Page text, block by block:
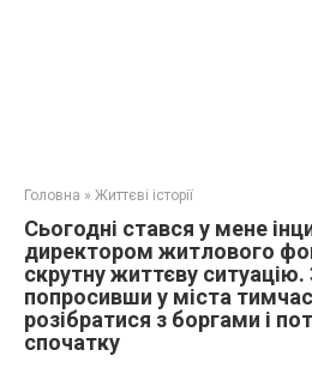
Головна » Життєві історії
Сьогодні стався у мене
директором житлового
скрутну життєву ситуацію.
попросивши у міста
розібратися з боргами і
спочатку